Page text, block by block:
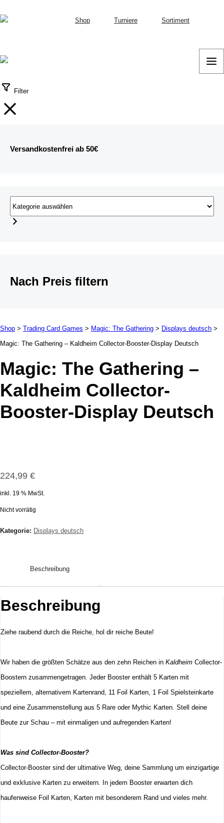
Shop Turniere Sortiment
Filter
Versandkostenfrei ab 50€
Nach Preis filtern
Shop > Trading Card Games > Magic: The Gathering > Displays deutsch >
Magic: The Gathering – Kaldheim Collector-Booster-Display Deutsch
Magic: The Gathering –
Kaldheim Collector-
Booster-Display Deutsch
224,99 €
inkl. 19 % MwSt.
Nicht vorrätig
Kategorie: Displays deutsch
Beschreibung
Beschreibung
Ziehe raubend durch die Reiche, hol dir reiche Beute!
Wir haben die größten Schätze aus den zehn Reichen in Kaldheim Collector-
Boostern zusammengetragen. Jeder Booster enthält 5 Karten mit
speziellem, alternativem Kartenrand, 11 Foil Karten, 1 Foil Spielsteinkarte
und eine Zusammenstellung aus 5 Rare oder Mythic Karten. Stell deine
Beute zur Schau – mit einmaligen und aufregenden Karten!
Was sind Collector-Booster?
Collector-Booster sind der ultimative Weg, deine Sammlung um einzigartige
und exklusive Karten zu erweitern. In jedem Booster erwarten dich
haufenweise Foil Karten, Karten mit besonderem Rand und vieles mehr.